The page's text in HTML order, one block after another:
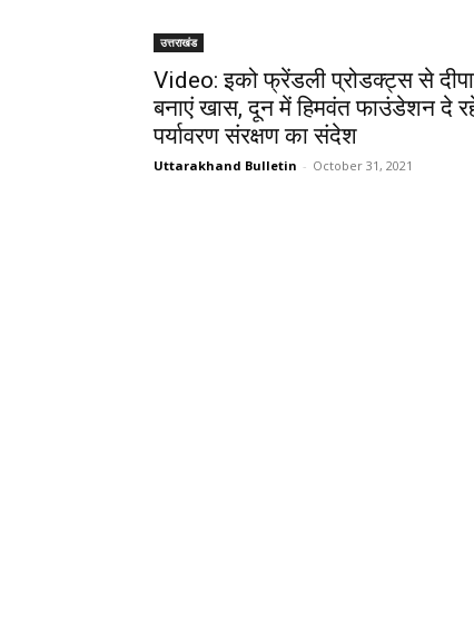
उत्तराखंड
Video: इको फ्रेंडली प्रोडक्ट्स से
बनाएं खास, दून में हिमवंत फाउंडेशन दे
पर्यावरण संरक्षण का संदेश
Uttarakhand Bulletin - October 31, 2021